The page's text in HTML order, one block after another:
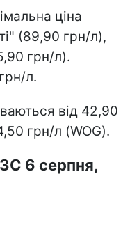
ціна
(89,90 грн/л),
грн/л).
л.
від 42,90
грн/л (WOG).
6 серпня,